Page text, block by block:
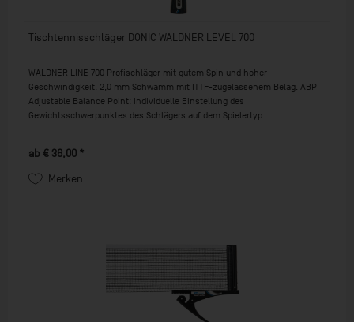
Tischtennisschläger DONIC WALDNER LEVEL 700
WALDNER LINE 700 Profischläger mit gutem Spin und hoher
Geschwindigkeit. 2,0 mm Schwamm mit ITTF-zugelassenem Belag. ABP
Adjustable Balance Point: individuelle Einstellung des
Gewichtsschwerpunktes des Schlägers auf dem Spielertyp....
ab € 36,00 *
Merken